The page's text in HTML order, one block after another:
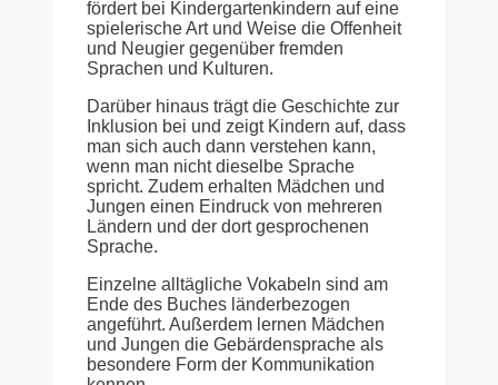
fördert bei Kindergartenkindern auf eine
spielerische Art und Weise die Offenheit
und Neugier gegenüber fremden
Sprachen und Kulturen.
Darüber hinaus trägt die Geschichte zur
Inklusion bei und zeigt Kindern auf, dass
man sich auch dann verstehen kann,
wenn man nicht dieselbe Sprache
spricht. Zudem erhalten Mädchen und
Jungen einen Eindruck von mehreren
Ländern und der dort gesprochenen
Sprache.
Einzelne alltägliche Vokabeln sind am
Ende des Buches länderbezogen
angeführt. Außerdem lernen Mädchen
und Jungen die Gebärdensprache als
besondere Form der Kommunikation